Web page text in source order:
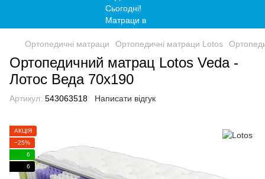
Ортопедичні матраци Ортопедичні матраци Lotos
Ортопедичний матрац Lotos Veda -
Лотос Веда 70x190
Артикул: 543063518 Написати відгук
АКЦІЯ
−25%
6
6